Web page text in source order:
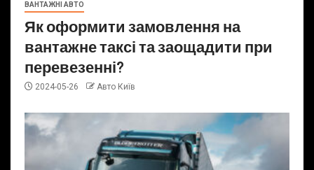
ВАНТАЖНІ АВТО
Як оформити замовлення на
вантажне таксі та заощадити при
перевезенні?
2024-05-26 Авто Київ